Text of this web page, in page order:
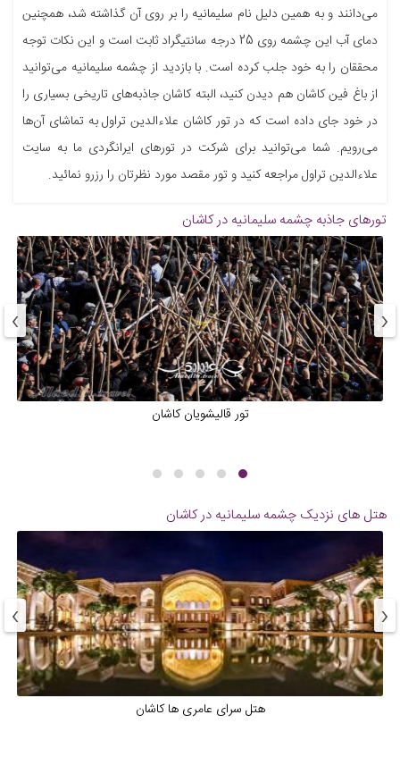
می‌دانند و به همین دلیل نام سلیمانیه را بر روی آن گذاشته شد، همچنین
دمای آب این چشمه روی 25 درجه سانتیگراد ثابت است و این نکات توجه
محققان را به خود جلب کرده است. با بازدید از چشمه سلیمانیه می‌توانید
از باغ فین کاشان هم دیدن کنید، البته کاشان جاذبه‌های تاریخی بسیاری را
در خود جای داده است که در تور کاشان علاءالدین تراول به تماشای آن‌ها
می‌رویم. شما می‌توانید برای شرکت در تورهای ایرانگردی ما به سایت
علاءالدین تراول مراجعه کنید و تور مقصد مورد نظرتان را رزرو نمائید.
تورهای جاذبه چشمه سلیمانیه در کاشان
تور قالیشویان کاشان
‹
›
هتل های نزدیک چشمه سلیمانیه در کاشان
‌هتل سرای عامری ها کاشان
‹
›